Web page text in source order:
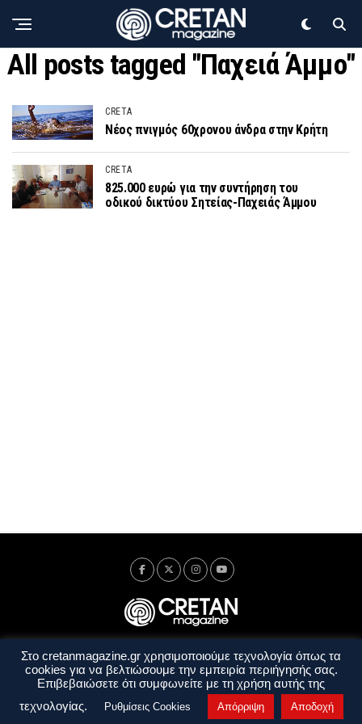
All posts tagged "Παχειά Άμμο"
CRETA
Νέος πνιγμός 60χρονου άνδρα στην Κρήτη
CRETA
825.000 ευρώ για την συντήρηση του
οδικού δικτύου Σητείας-Παχειάς Άμμου
Ταυτότητα Πολιτική Απορρήτου
Όροι Χρήσης
Όροι και Προϋποθέσεις
Στο cretanmagazine.gr χρησιμοποιούμε τεχνολογία όπως τα
cookies για να βελτιώσουμε την εμπειρία περιήγησής σας.
Επιβεβαιώσετε ότι συμφωνείτε με τη χρήση αυτής της
τεχνολογίας.
Ρυθμίσεις Cookies Απόρριψη Αποδοχή